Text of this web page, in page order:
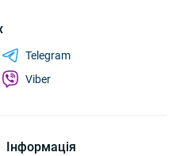
Інформація
Telegram
Viber